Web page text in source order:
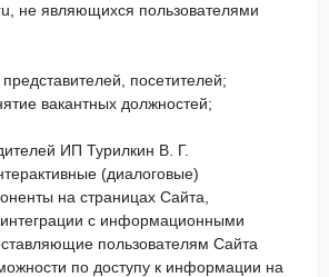
не являющихся пользователями
посетителей;
вакантных должностей;
ИП Турилкин В. Г.
(диалоговые)
на страницах Сайта,
с информационными
пользователям Сайта
по доступу к информации на